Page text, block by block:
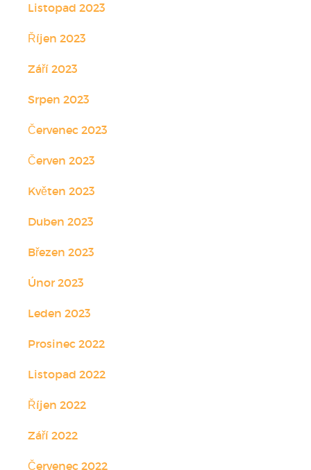
Listopad 2023
Říjen 2023
Září 2023
Srpen 2023
Červenec 2023
Červen 2023
Květen 2023
Duben 2023
Březen 2023
Únor 2023
Leden 2023
Prosinec 2022
Listopad 2022
Říjen 2022
Září 2022
Červenec 2022